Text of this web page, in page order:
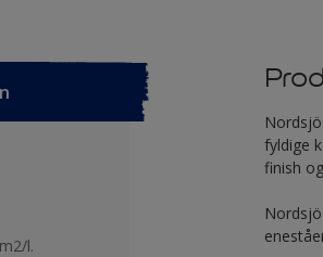
l.
fyldige
finish